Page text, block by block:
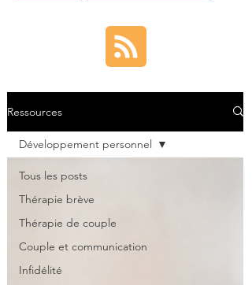
Ressources
Tous les posts
Thérapie brève
Thérapie de couple
Couple et communication
Infidélité
Développement personnel